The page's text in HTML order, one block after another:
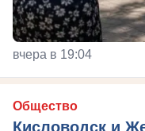
вчера в 19:04
Общество
Кисловодск и